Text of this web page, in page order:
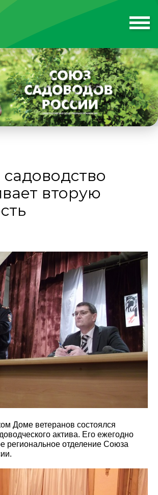
вторую
Доме ветеранов состоялся
актива. Его ежегодно
региональное отделение Союза